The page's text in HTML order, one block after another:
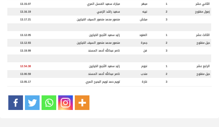
الثاني عشر 1 مبهر مبارك سعيد الفسل المري
13.15.07
زمول مفتوح
2 نبيه سعيد راشد الزعبي
13.16.19
3
مبلش منصور محمد منصور السيف الخيارين 13.17.21
الثالث عشر 1 العنود زايد سعيد الأجبع الخيارين
13.12.05
حيل مفتوح
2 جمرة منصور محمد منصور السيف الخيارين
13.12.93
3
فن ناصر عبدالله أحمد المسند 13.19.99
الرابع عشر 1 نجوم زايد سعيد الأجبع الخيارين
12.54.38
حيل مفتوح
2 مندب ناصر عبدالله أحمد المسند
13.00.59
3
غارة تويم حمد تويم البحيح المري 13.05.17